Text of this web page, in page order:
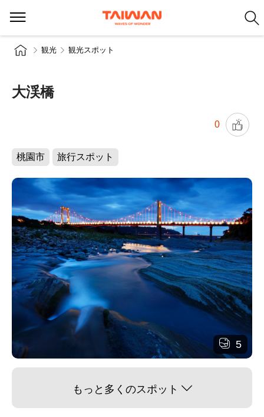
観光 観光スポット
大渓橋
0
桃園市 旅行スポット
5
もっと多くのスポット